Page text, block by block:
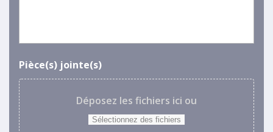
Pièce(s) jointe(s)
Déposez les fichiers ici ou
Sélectionnez des fichiers